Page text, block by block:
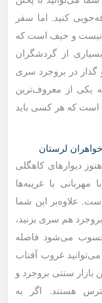
کنید. اما سفر
نیست و حیف است که
از گردشگران
در بروجرد سری
یکی از معروف‌ترین
است که هر کسی باید
لرستان
دیوارهای کاهگلی
با غریبه‌ها
علاوه‌بر این شما
هم سری بزنید،
می‌شود فاصله
غروب آفتاب
بازار سنتی بروجرد و
هستند. اگر به